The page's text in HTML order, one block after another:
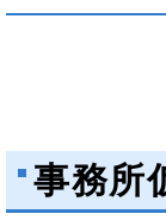
事務所